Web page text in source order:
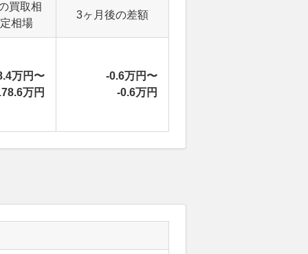
買取相
相場
3ヶ月後の差額
万円〜
万円
-0.6万円〜
-0.6万円